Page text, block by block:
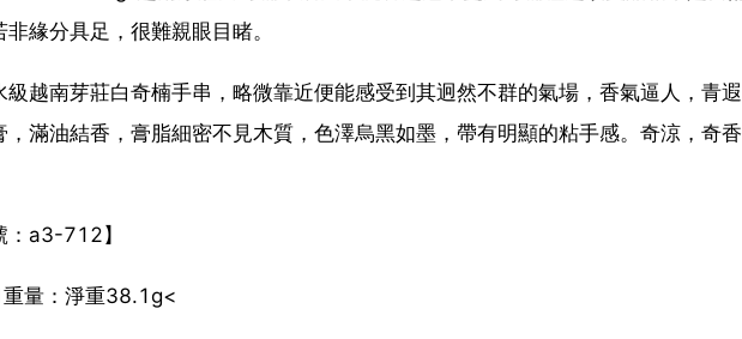
緣分具足，很難親眼目睹。
越南芽莊白奇楠手串，略微靠近便能感受到其迥然不群的氣場，香氣逼人，青
滿油結香，膏脂細密不見木質，色澤烏黑如墨，帶有明顯的粘手感。奇涼，奇
：a3-712】
量：淨重38.1g<